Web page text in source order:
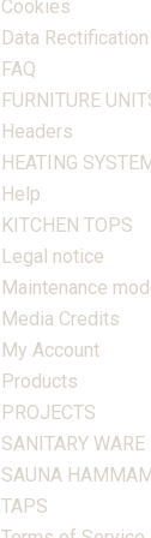
Cookies
Data Rectification
FAQ
FURNITURE
Headers
HEATING
Help
KITCHEN TOPS
Legal notice
Maintenance
Media Credits
My Account
Products
PROJECTS
SANITARY WARE
SAUNA
TAPS